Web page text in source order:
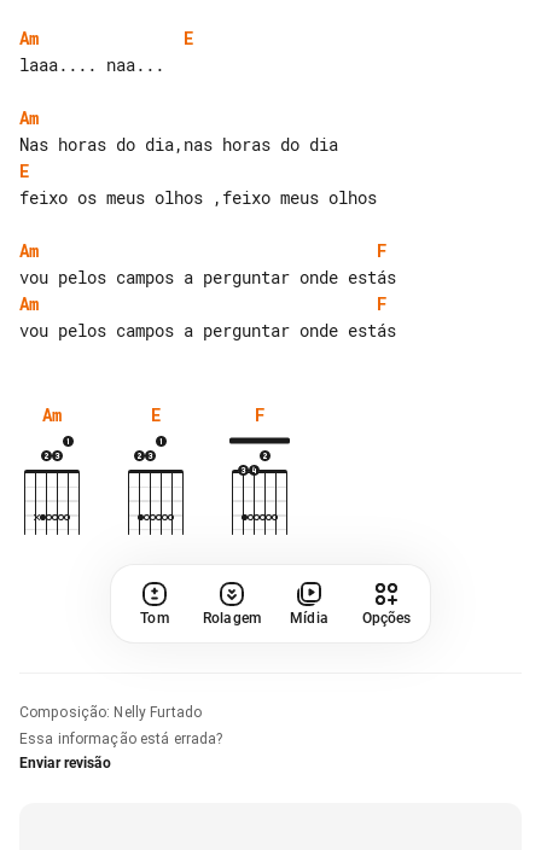
Am
E
laaa.... naa...
Am
E
feixo os meus olhos ,feixo meus olhos
Am
F
Am
F
Am E F
Tom Rolagem Mídia Opções
Composição: Nelly Furtado
Essa informação está errada?
Enviar revisão